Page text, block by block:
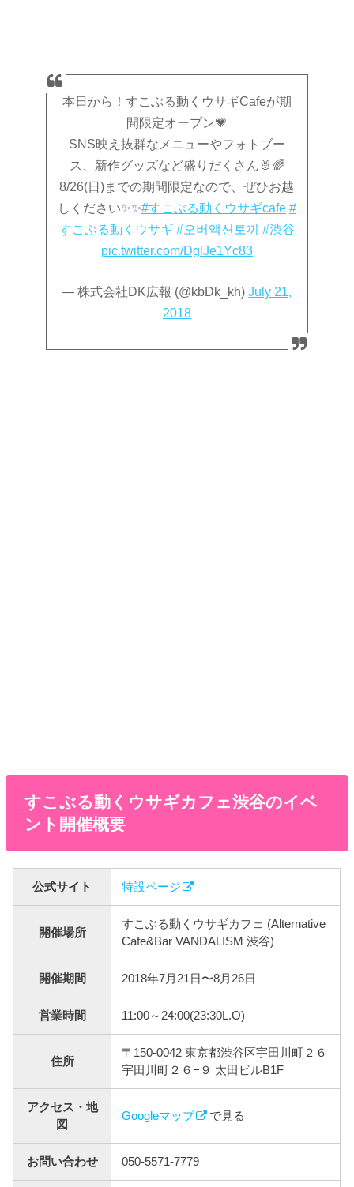
本日から！すこぶる動くウサギCafeが期
間限定オープン💗
SNS映え抜群なメニューやフォトブー
ス、新作グッズなど盛りだくさん🐰🌈
8/26(日)までの期間限定なので、ぜひお越
しください✨✨#すこぶる動くウサギcafe #
すこぶる動くウサギ #오버액션토끼 #渋谷
pic.twitter.com/DglJe1Yc83
— 株式会社DK広報 (@kbDk_kh)July 21,
2018
すこぶる動くウサギカフェ渋谷のイベ
ント開催概要
公式サイト 特設ページ
開催場所
すこぶる動くウサギカフェ (Alternative
Cafe&Bar VANDALISM 渋谷)
開催期間 2018年7月21日〜8月26日
営業時間 11:00～24:00(23:30L.O)
住所
〒150-0042 東京都渋谷区宇田川町２６
宇田川町２６−９ 太田ビルB1F
アクセス・地
図
Googleマップ で見る
お問い合わせ 050-5571-7779